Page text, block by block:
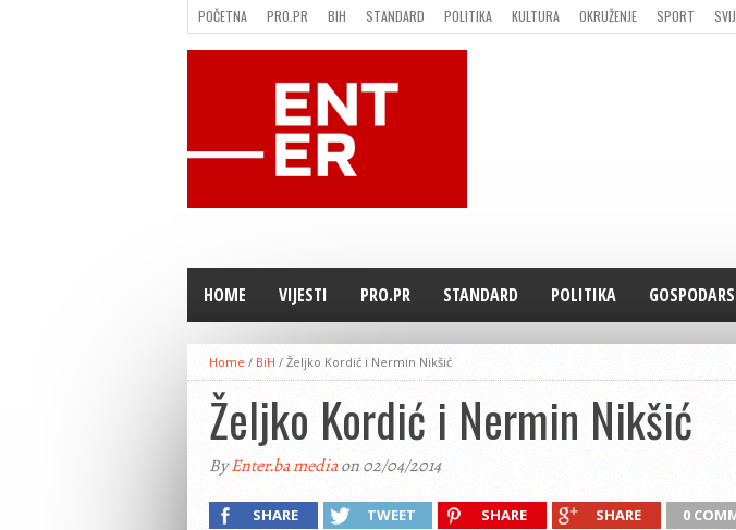
POČETNA PRO.PR BIH STANDARD POLITIKA KULTURA OKRUŽENJE SPORT
FILMING LOCATION IN BH
KONTAKT
HOME VIJESTI PRO.PR STANDARD POLITIKA
Home / BiH / Željko Kordić i Nermin Nikšić
Željko Kordić i Nermin Nikšić
ByEnter.ba mediaon 02/04/2014
SHARE TWEET SHARE SHARE 0